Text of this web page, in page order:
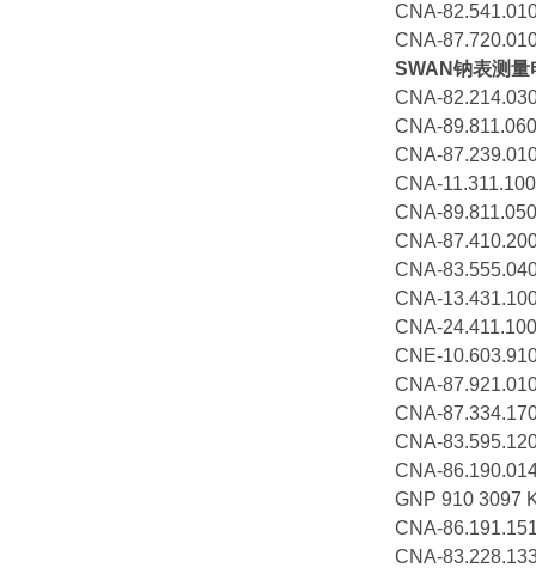
CNA-
CNA-
SWAN钠表测量
CNA-
CNA-
CNA-
CNA-
CNA-
CNA-
CNA-
CNA-
CNA-
CNE-
CNA-
CNA-
CNA-
CNA-
GNP 910 3097
CNA-
CNA-